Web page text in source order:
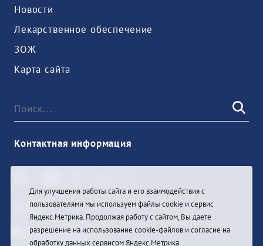
Новости
Лекарственное обеспечение
ЗОЖ
Карта сайта
Контактная информация
Войти
Для улучшения работы сайта и его взаимодействия с
пользователями мы используем файлы cookie и сервис
Яндекс.Метрика. Продолжая работу с сайтом, Вы даете
разрешение на использование cookie-файлов и согласие на
обработку данных сервисом Яндекс.Метрика.